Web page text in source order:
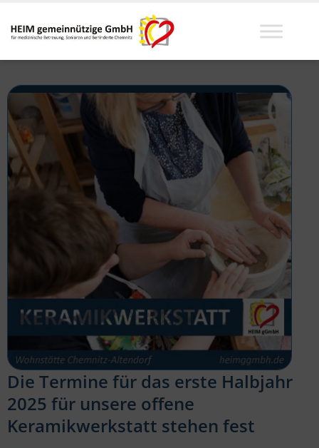
Die Termine für das erste Halbjahr
2025 für unsere offene
Keramikwerkstatt stehen fest